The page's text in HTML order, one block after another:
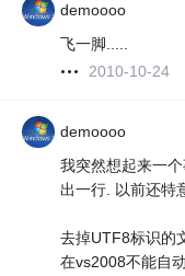
demoooo
飞一脚.....
2010-10-24
demoooo
我突然想起来一
出一行. 以前还特
去掉UTF8标识的
在vs2008不能自